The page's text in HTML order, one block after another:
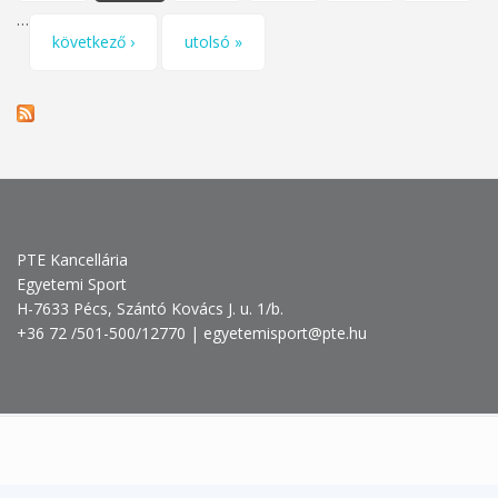
…
következő ›
utolsó »
PTE Kancellária
Egyetemi Sport
H-7633 Pécs, Szántó Kovács J. u. 1/b.
+36 72 /501-500/12770 | egyetemisport@pte.hu